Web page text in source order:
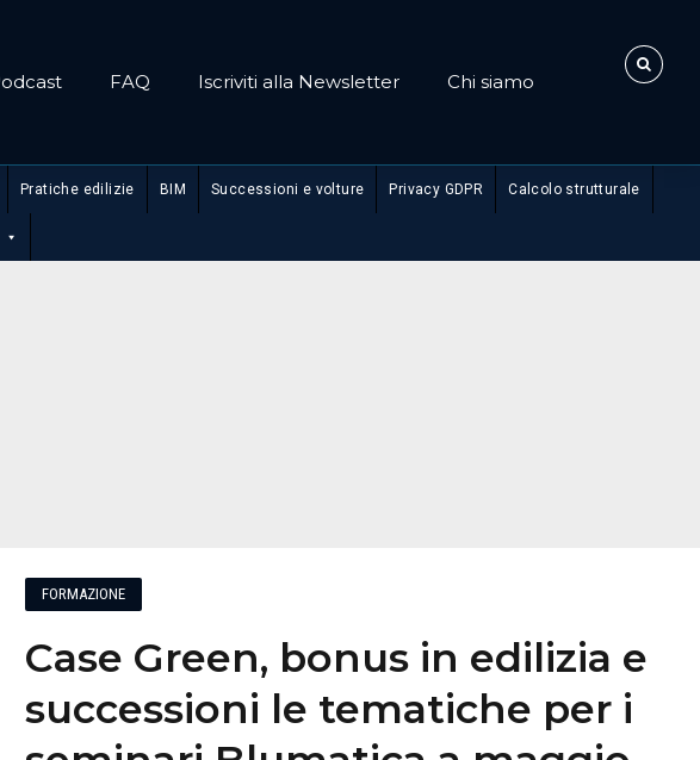
FAQ Iscriviti alla Newsletter Chi siamo
Pratiche edilizie BIM Successioni e volture Privacy GDPR Calcolo strutturale
FORMAZIONE
Case Green, bonus in edilizia e
successioni le tematiche per i